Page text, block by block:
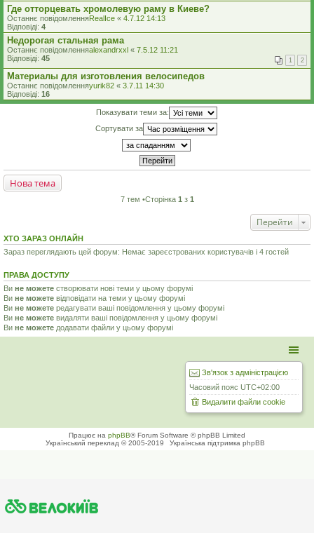
Где отторцевать хромолевую раму в Киеве?
Останнє повідомленняRealIce « 4.7.12 14:13
Відповіді: 4
Недорогая стальная рама
Останнє повідомленняalexandrxxl « 7.5.12 11:21
Відповіді: 45 1 2
Материалы для изготовления велосипедов
Останнє повідомленняyurik82 « 3.7.11 14:30
Відповіді: 16
Показувати теми за:
Сортувати за
Нова тема
7 тем •Сторінка 1 з 1
Перейти
ХТО ЗАРАЗ ОНЛАЙН
Зараз переглядають цей форум: Немає зареєстрованих користувачів і 4 гостей
ПРАВА ДОСТУПУ
Ви не можете створювати нові теми у цьому форумі
Ви не можете відповідати на теми у цьому форумі
Ви не можете редагувати ваші повідомлення у цьому форумі
Ви не можете видаляти ваші повідомлення у цьому форумі
Ви не можете додавати файли у цьому форумі
Зв'язок з адміністрацією
Часовий пояс UTC+02:00
Видалити файли cookie
Працює на phpBB® Forum Software © phpBB Limited
Український переклад © 2005-2019
Українська підтримка phpBB